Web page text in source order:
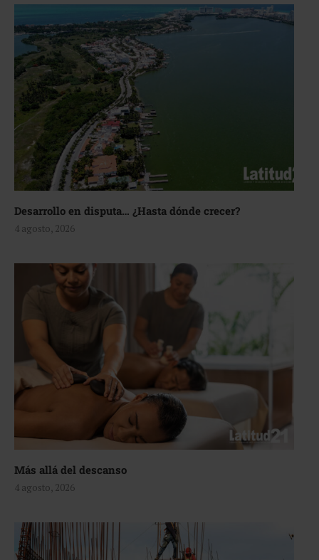
Desarrollo en disputa… ¿Hasta dónde crecer?
4 agosto, 2026
Más allá del descanso
4 agosto, 2026